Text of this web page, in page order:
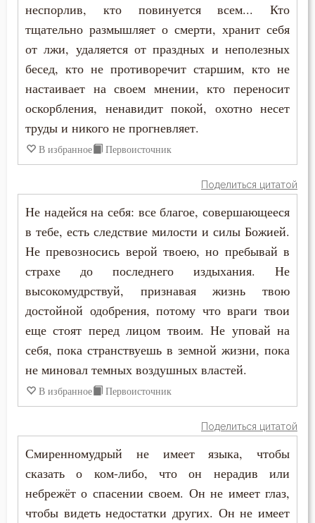
Поклон
Помощь Божия
Порок
Послушание
Празднословие
Проповеди
Прощение
Рай
Раскаяние
неспорлив, кто повинуется всем... Кто
тщательно размышляет о смерти, хранит себя
от лжи, удаляется от праздных и неполезных
бесед, кто не противоречит старшим, кто не
настаивает на своем мнении, кто переносит
оскорбления, ненавидит покой, охотно несет
труды и никого не прогневляет.
В избранное Первоисточник
Поделиться цитатой
Не надейся на себя: все благое, совершающееся
в тебе, есть следствие милости и силы Божией.
Не превозносись верой твоею, но пребывай в
страхе до последнего издыхания. Не
высокомудрствуй, признавая жизнь твою
достойной одобрения, потому что враги твои
еще стоят перед лицом твоим. Не уповай на
себя, пока странствуешь в земной жизни, пока
не миновал темных воздушных властей.
В избранное Первоисточник
Поделиться цитатой
Смиренномудрый не имеет языка, чтобы
сказать о ком-либо, что он нерадив или
небрежёт о спасении своем. Он не имеет глаз,
чтобы видеть недостатки других. Он не имеет